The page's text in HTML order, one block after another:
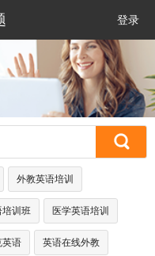
登录
外教英语培训
培训班 医学英语培训
英语 英语在线外教